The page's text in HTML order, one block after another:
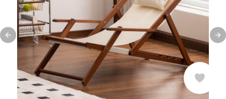
Previous slide